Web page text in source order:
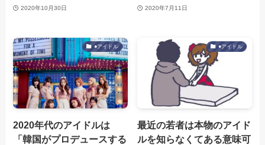
2020年10月30日 2020年7月11日
●アイドル
2020年代のアイドルは
「韓国がプロデュースする
●アイドル
最近の若者は本物のアイド
ルを知らなくてある意味可